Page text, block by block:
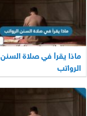
ماذا يقرأ في صلاة السنن
الرواتب